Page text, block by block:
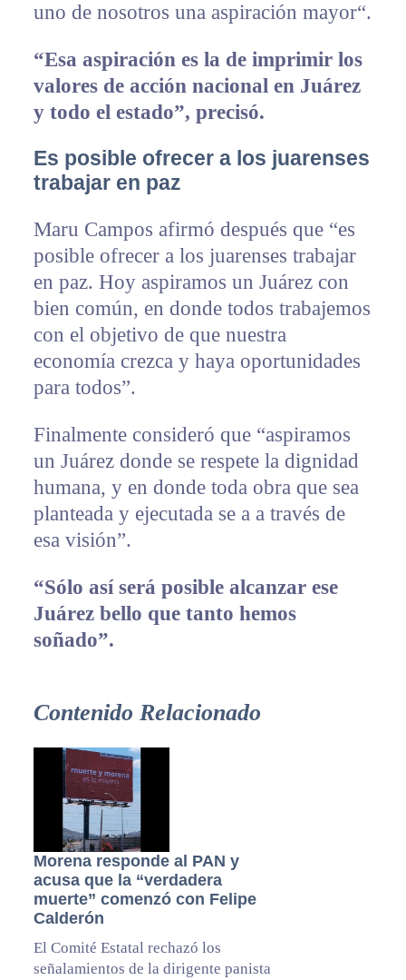
uno de nosotros una aspiración mayor“.
“Esa aspiración es la de imprimir los
valores de acción nacional en Juárez
y todo el estado”, precisó.
Es posible ofrecer a los juarenses
trabajar en paz
Maru Campos afirmó después que “es
posible ofrecer a los juarenses trabajar
en paz. Hoy aspiramos un Juárez con
bien común, en donde todos trabajemos
con el objetivo de que nuestra
economía crezca y haya oportunidades
para todos”.
Finalmente consideró que “aspiramos
un Juárez donde se respete la dignidad
humana, y en donde toda obra que sea
planteada y ejecutada se a a través de
esa visión”.
“Sólo así será posible alcanzar ese
Juárez bello que tanto hemos
soñado”.
Contenido Relacionado
Morena responde al PAN y
acusa que la “verdadera
muerte” comenzó con Felipe
Calderón
El Comité Estatal rechazó los
señalamientos de la dirigente panista